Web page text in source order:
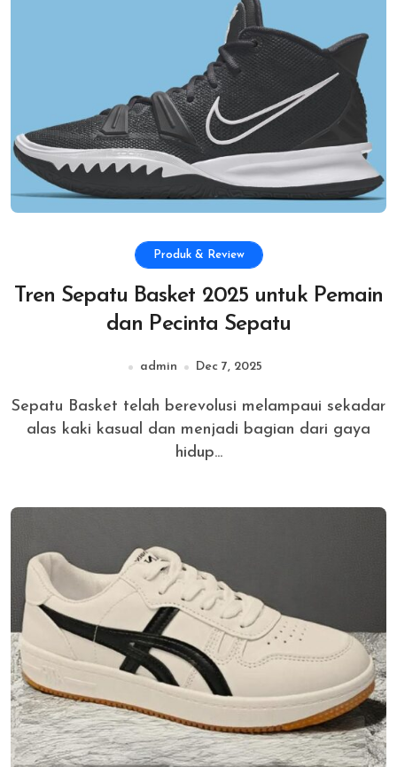
Produk & Review
Tren Sepatu Basket 2025 untuk Pemain
dan Pecinta Sepatu
admin Dec 7, 2025
Sepatu Basket telah berevolusi melampaui sekadar
alas kaki kasual dan menjadi bagian dari gaya
hidup...